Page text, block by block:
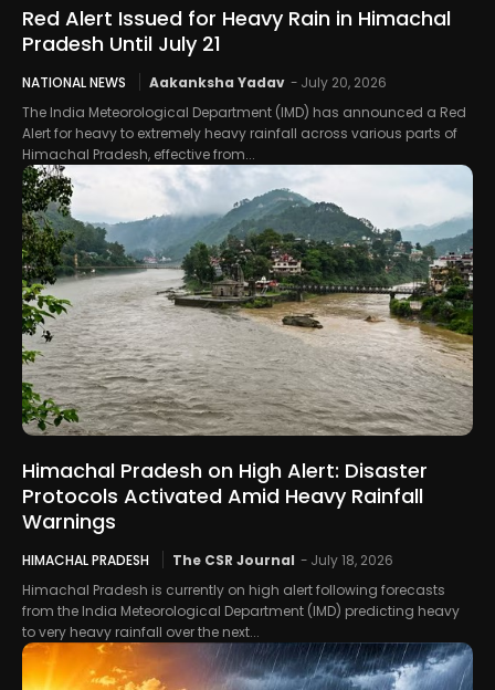
Red Alert Issued for Heavy Rain in Himachal
Pradesh Until July 21
NATIONAL NEWS Aakanksha Yadav - July 20, 2026
The India Meteorological Department (IMD) has announced a Red
Alert for heavy to extremely heavy rainfall across various parts of
Himachal Pradesh, effective from...
Himachal Pradesh on High Alert: Disaster
Protocols Activated Amid Heavy Rainfall
Warnings
HIMACHAL PRADESH The CSR Journal - July 18, 2026
Himachal Pradesh is currently on high alert following forecasts
from the India Meteorological Department (IMD) predicting heavy
to very heavy rainfall over the next...